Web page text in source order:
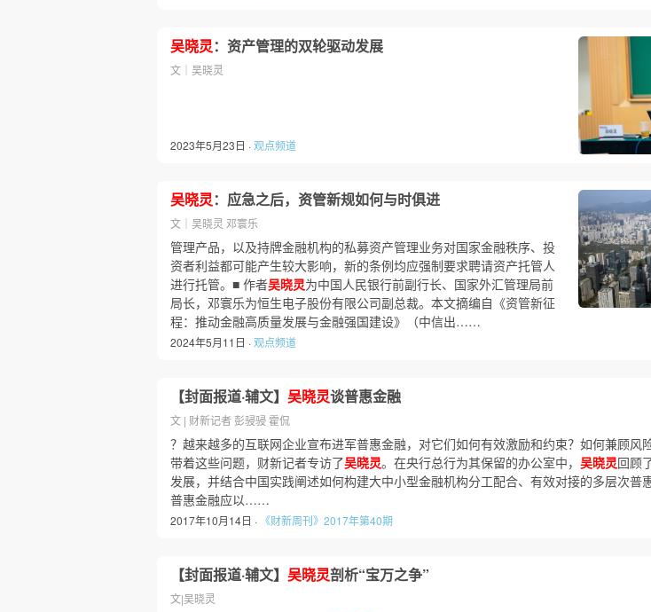
吴晓灵：资产管理的双轮驱动发展
文｜吴晓灵
2023年5月23日 ·观点频道
吴晓灵：应急之后，资管新规如何与时俱进
文｜吴晓灵 邓寰乐
管理产品，以及持牌金融机构的私募资产管理业务对国家金融秩序、投
资者利益都可能产生较大影响，新的条例均应强制要求聘请资产托管人
进行托管。■ 作者吴晓灵为中国人民银行前副行长、国家外汇管理局前
局长，邓寰乐为恒生电子股份有限公司副总裁。本文摘编自《资管新征
程：推动金融高质量发展与金融强国建设》（中信出……
2024年5月11日 ·观点频道
【封面报道·辅文】 吴晓灵谈普惠金融
文 | 财新记者 彭骎骎 霍侃
？越来越多的互联网企业宣布进军普惠金融，对它们如何有效激励和约束？如何兼顾风
带着这些问题，财新记者专访了吴晓灵。在央行总行为其保留的办公室中， 吴晓灵回顾
发展，并结合中国实践阐述如何构建大中小型金融机构分工配合、有效对接的多层次普
普惠金融应以……
2017年10月14日 · 《财新周刊》2017年第40期
【封面报道·辅文】 吴晓灵剖析“宝万之争”
文|吴晓灵